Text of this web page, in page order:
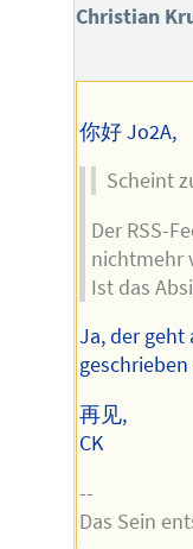
Christian
你好 Jo2A,
Scheint
Der RSS-
nichtmehr
Ist das
Ja, der geht
再见,
CK
--
Das Sein